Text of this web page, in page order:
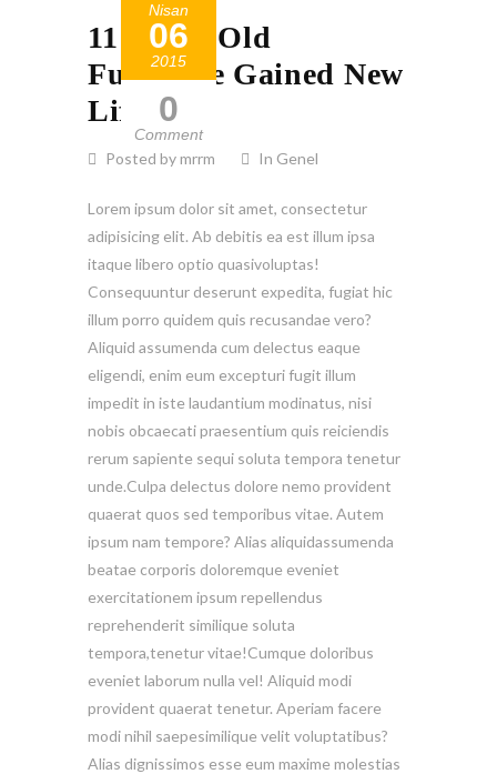
Nisan
06
2015
0
Comment
11 Times Old
Furniture Gained New
Life
Posted by mrrm In Genel
Lorem ipsum dolor sit amet, consectetur
adipisicing elit. Ab debitis ea est illum ipsa
itaque libero optio quasivoluptas!
Consequuntur deserunt expedita, fugiat hic
illum porro quidem quis recusandae vero?
Aliquid assumenda cum delectus eaque
eligendi, enim eum excepturi fugit illum
impedit in iste laudantium modinatus, nisi
nobis obcaecati praesentium quis reiciendis
rerum sapiente sequi soluta tempora tenetur
unde.Culpa delectus dolore nemo provident
quaerat quos sed temporibus vitae. Autem
ipsum nam tempore? Alias aliquidassumenda
beatae corporis doloremque eveniet
exercitationem ipsum repellendus
reprehenderit similique soluta
tempora,tenetur vitae!Cumque doloribus
eveniet laborum nulla vel! Aliquid modi
provident quaerat tenetur. Aperiam facere
modi nihil saepesimilique velit voluptatibus?
Alias dignissimos esse eum maxime molestias